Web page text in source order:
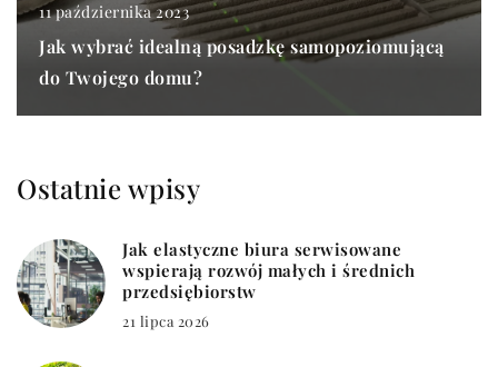
11 października 2023
Jak wybrać idealną posadzkę samopoziomującą
do Twojego domu?
Ostatnie wpisy
Jak elastyczne biura serwisowane
wspierają rozwój małych i średnich
przedsiębiorstw
21 lipca 2026